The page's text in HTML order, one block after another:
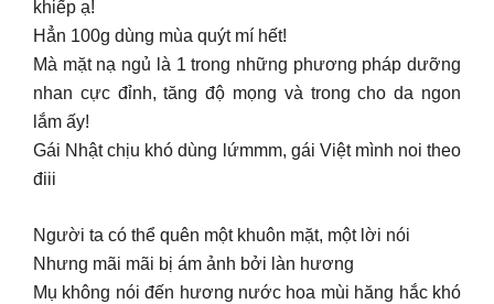
khiếp ạ!
Hẳn 100g dùng mùa quýt mí hết!
Mà mặt nạ ngủ là 1 trong những phương pháp dưỡng
nhan cực đỉnh, tăng độ mọng và trong cho da ngon
lắm ấy!
Gái Nhật chịu khó dùng lứmmm, gái Việt mình noi theo
điii
Người ta có thể quên một khuôn mặt, một lời nói
Nhưng mãi mãi bị ám ảnh bởi làn hương
Mụ không nói đến hương nước hoa mùi hăng hắc khó